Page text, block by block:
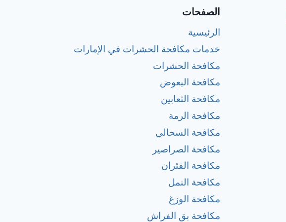
الصفحات
الرئيسية
خدمات مكافحة الحشرات في الإمارات
مكافحة الحشرات
مكافحة البعوض
مكافحة الثعابين
مكافحة الرمة
مكافحة السحالي
مكافحة الصراصير
مكافحة الفئران
مكافحة النمل
مكافحة الوزغ
مكافحة بق الفراش